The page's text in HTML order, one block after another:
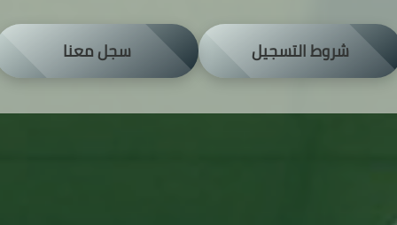
شروط التسجيل سجل معنا